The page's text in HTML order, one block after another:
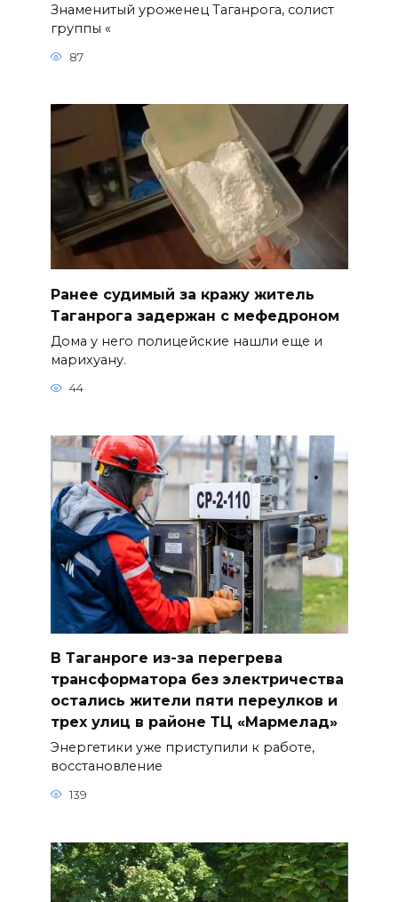
Знаменитый уроженец Таганрога, солист
группы «
87
Ранее судимый за кражу житель
Таганрога задержан с мефедроном
Дома у него полицейские нашли еще и
марихуану.
44
В Таганроге из-за перегрева
трансформатора без электричества
остались жители пяти переулков и
трех улиц в районе ТЦ «Мармелад»
Энергетики уже приступили к работе,
восстановление
139